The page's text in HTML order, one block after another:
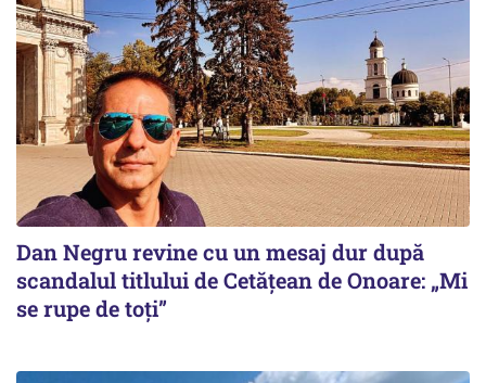
Dan Negru revine cu un mesaj dur după
scandalul titlului de Cetățean de Onoare: „Mi
se rupe de toți”